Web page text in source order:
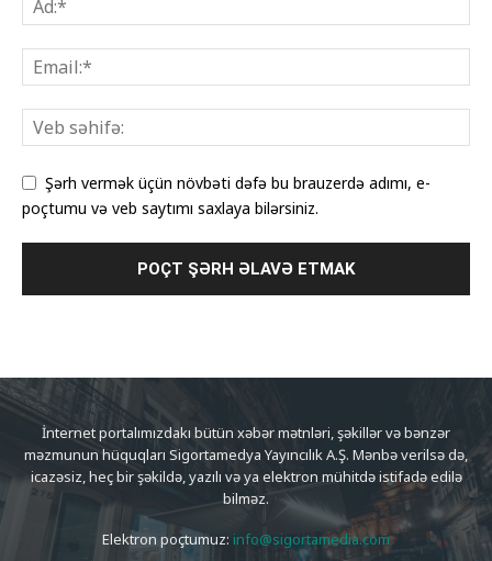
Şərh vermək üçün növbəti dəfə bu brauzerdə adımı, e-
poçtumu və veb saytımı saxlaya bilərsiniz.
İnternet portalımızdakı bütün xəbər mətnləri, şəkillər və bənzər
məzmunun hüquqları Sigortamedya Yayıncılık A.Ş. Mənbə verilsə də,
icazəsiz, heç bir şəkildə, yazılı və ya elektron mühitdə istifadə edilə
bilməz.
Elektron poçtumuz: info@sigortamedia.com